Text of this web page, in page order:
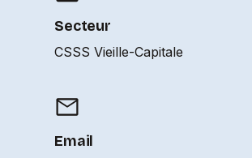
Secteur
CSSS Vieille-Capitale
Email